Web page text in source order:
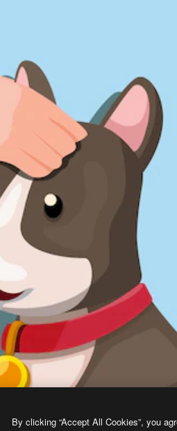
By clicking “Accept All Cookies”, you